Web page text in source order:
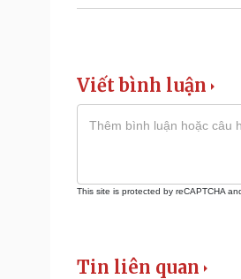
Viết bình luận
This site is protected by reCAPTCHA
Tin liên quan